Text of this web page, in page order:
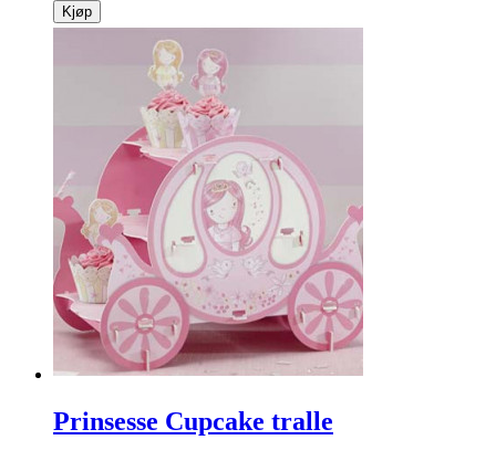
Kjøp
Prinsesse Cupcake tralle